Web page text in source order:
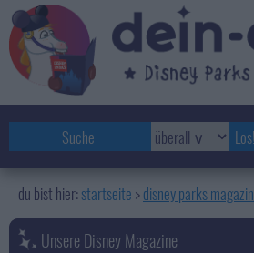
startseite disney parks magazin
Unsere Disney Magazine